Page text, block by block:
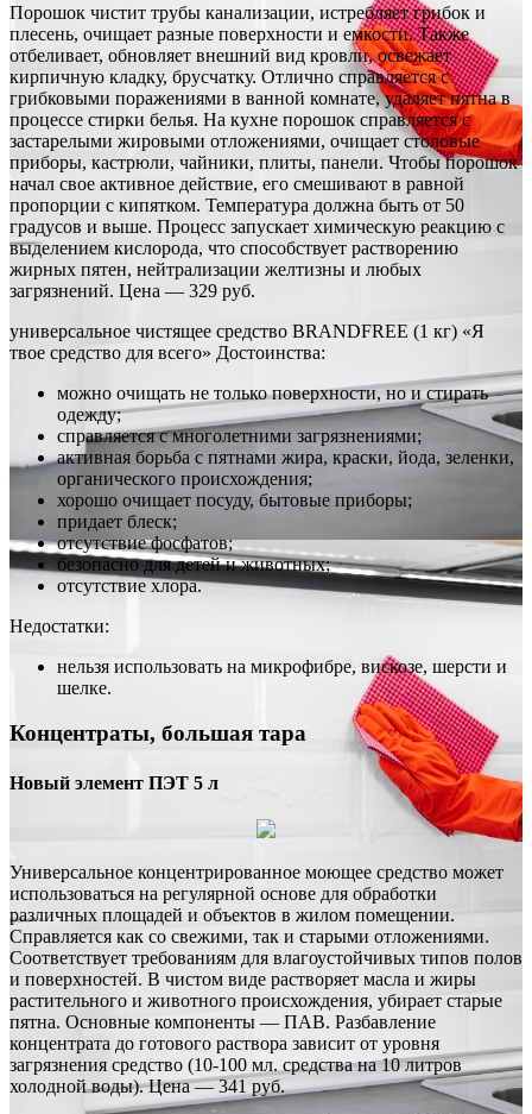
Порошок чистит трубы канализации, истребляет грибок и
плесень, очищает разные поверхности и емкости. Также
отбеливает, обновляет внешний вид кровли, освежает
кирпичную кладку, брусчатку. Отлично справляется с
грибковыми поражениями в ванной комнате, удаляет пятна в
процессе стирки белья. На кухне порошок справляется с
застарелыми жировыми отложениями, очищает столовые
приборы, кастрюли, чайники, плиты, панели. Чтобы порошок
начал свое активное действие, его смешивают в равной
пропорции с кипятком. Температура должна быть от 50
градусов и выше. Процесс запускает химическую реакцию с
выделением кислорода, что способствует растворению
жирных пятен, нейтрализации желтизны и любых
загрязнений. Цена — 329 руб.
универсальное чистящее средство BRANDFREE (1 кг) «Я
твое средство для всего» Достоинства:
можно очищать не только поверхности, но и стирать
одежду;
справляется с многолетними загрязнениями;
активная борьба с пятнами жира, краски, йода, зеленки,
органического происхождения;
хорошо очищает посуду, бытовые приборы;
придает блеск;
отсутствие фосфатов;
безопасно для детей и животных;
отсутствие хлора.
Недостатки:
нельзя использовать на микрофибре, вискозе, шерсти и
шелке.
Концентраты, большая тара
Новый элемент ПЭТ 5 л
Универсальное концентрированное моющее средство может
использоваться на регулярной основе для обработки
различных площадей и объектов в жилом помещении.
Справляется как со свежими, так и старыми отложениями.
Соответствует требованиям для влагоустойчивых типов полов
и поверхностей. В чистом виде растворяет масла и жиры
растительного и животного происхождения, убирает старые
пятна. Основные компоненты — ПАВ. Разбавление
концентрата до готового раствора зависит от уровня
загрязнения средство (10-100 мл. средства на 10 литров
холодной воды). Цена — 341 руб.